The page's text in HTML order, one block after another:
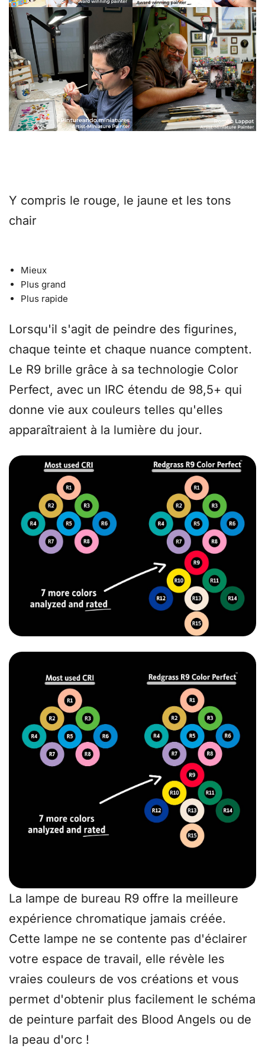
Y compris le rouge, le jaune et les tons
chair
Mieux
Plus grand
Plus rapide
Lorsqu'il s'agit de peindre des figurines,
chaque teinte et chaque nuance comptent.
Le R9 brille grâce à sa technologie Color
Perfect, avec un IRC étendu de 98,5+ qui
donne vie aux couleurs telles qu'elles
apparaîtraient à la lumière du jour.
La lampe de bureau R9 offre la meilleure
expérience chromatique jamais créée.
Cette lampe ne se contente pas d'éclairer
votre espace de travail, elle révèle les
vraies couleurs de vos créations et vous
permet d'obtenir plus facilement le schéma
de peinture parfait des Blood Angels ou de
la peau d'orc !